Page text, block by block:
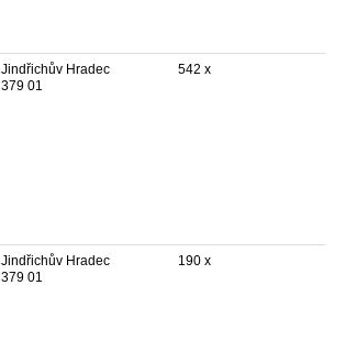
Jindřichův Hradec
379 01
542 x
Jindřichův Hradec
379 01
190 x